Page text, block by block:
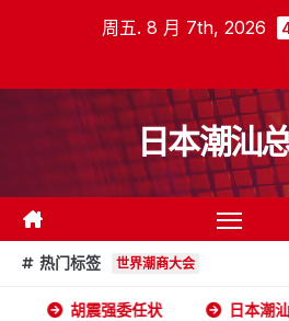
周五. 8 月 7th, 2026
日本潮汕
热门标签 世界潮商大会
日本潮汕总商会开放申请